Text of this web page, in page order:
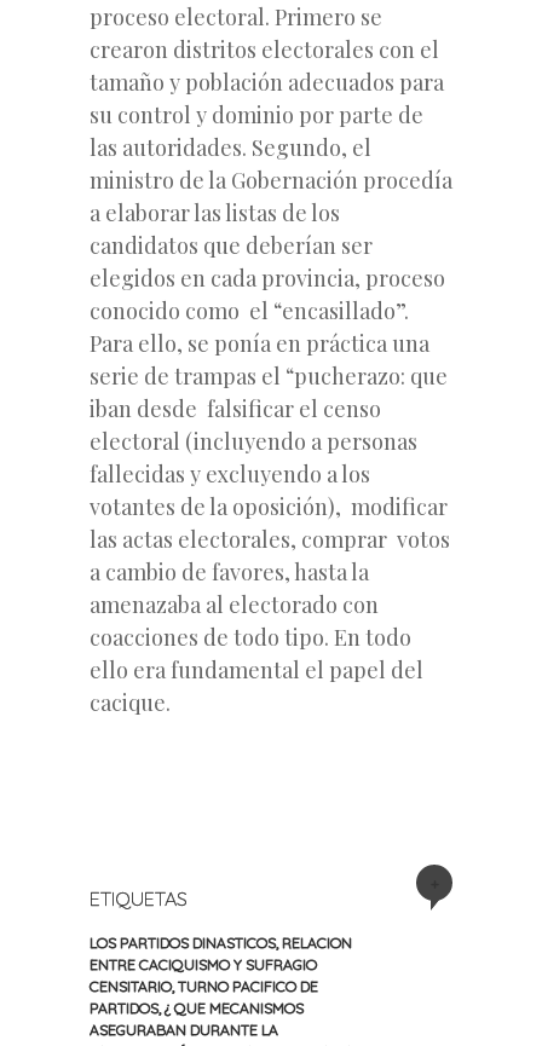
proceso electoral. Primero se
crearon distritos electorales con el
tamaño y población adecuados para
su control y dominio por parte de
las autoridades. Segundo, el
ministro de la Gobernación procedía
a elaborar las listas de los
candidatos que deberían ser
elegidos en cada provincia, proceso
conocido como el “encasillado”.
Para ello, se ponía en práctica una
serie de trampas el “pucherazo: que
iban desde falsificar el censo
electoral (incluyendo a personas
fallecidas y excluyendo a los
votantes de la oposición), modificar
las actas electorales, comprar votos
a cambio de favores, hasta la
amenazaba al electorado con
coacciones de todo tipo. En todo
ello era fundamental el papel del
cacique.
ETIQUETAS
LOS PARTIDOS DINASTICOS, RELACION
ENTRE CACIQUISMO Y SUFRAGIO
CENSITARIO,TURNO PACIFICO DE
PARTIDOS, ¿ QUE MECANISMOS
ASEGURABAN DURANTE LA